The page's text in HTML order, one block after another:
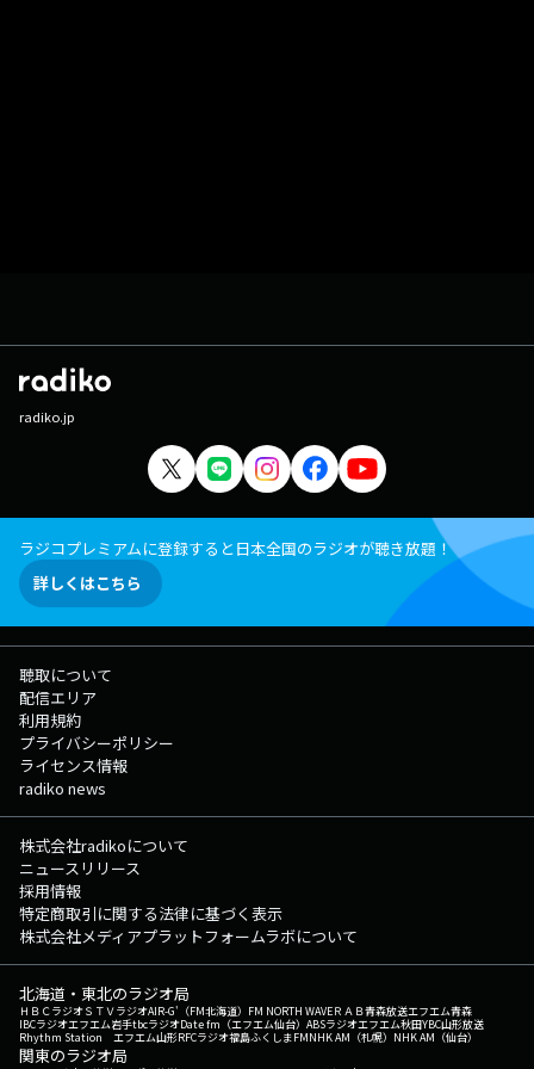
radiko.jp
ラジコプレミアムに登録すると日本全国のラジオが聴き放題！
詳しくはこちら
聴取について
配信エリア
利用規約
プライバシーポリシー
ライセンス情報
radiko news
株式会社radikoについて
ニュースリリース
採用情報
特定商取引に関する法律に基づく表示
株式会社メディアプラットフォームラボについて
北海道・東北のラジオ局
ＨＢＣラジオＳＴＶラジオAIR-G'（FM北海道） FM NORTH WAVEＲＡＢ青森放送エフエム青森
IBCラジオエフエム岩手tbcラジオDate fm（エフエム仙台） ABSラジオエフエム秋田YBC山形放送
Rhythm Station エフエム山形RFCラジオ福島ふくしまFMNHK AM（札幌） NHK AM（仙台）
関東のラジオ局